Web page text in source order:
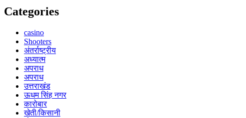
Categories
casino
Shooters
अंतर्राष्ट्रीय
अध्यात्म
अपराध
अपराध
उत्तराखंड
ऊधम सिंह नगर
कारोबार
खेती/किसानी